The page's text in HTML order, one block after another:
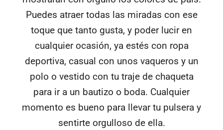
Puedes atraer todas las miradas con ese
toque que tanto gusta, y poder lucir en
cualquier ocasión, ya estés con ropa
deportiva, casual con unos vaqueros y un
polo o vestido con tu traje de chaqueta
para ir a un bautizo o boda. Cualquier
momento es bueno para llevar tu pulsera y
sentirte orgulloso de ella.